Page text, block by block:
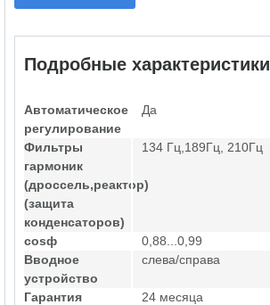
Подробные характеристики
Автоматическое
регулирование
Да
Фильтры
гармоник
(дроссель,реактор)
(защита
конденсаторов)
134 Гц,189Гц, 210Гц
cosф
0,88...0,99
Вводное
устройство
слева/справа
Гарантия
24 месяца